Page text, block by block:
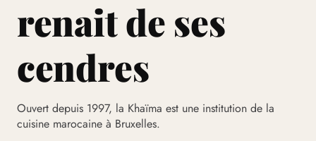
renait de ses
cendres
Ouvert depuis 1997, la Khaïma est une institution de la
cuisine marocaine à Bruxelles.